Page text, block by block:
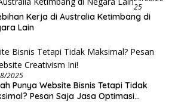
25
Kerja di Australia Ketimbang di
Lain
2025
Punya Website Bisnis Tetapi Tidak
Pesan Saja Jasa Optimasi